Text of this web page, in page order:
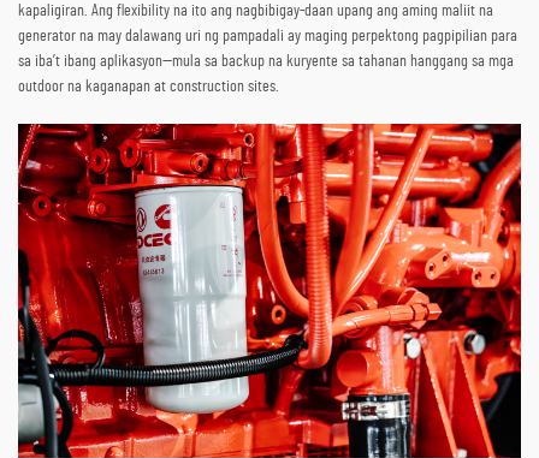
kapaligiran. Ang flexibility na ito ang nagbibigay-daan upang ang aming maliit na
generator na may dalawang uri ng pampadali ay maging perpektong pagpipilian para
sa iba’t ibang aplikasyon—mula sa backup na kuryente sa tahanan hanggang sa mga
outdoor na kaganapan at construction sites.